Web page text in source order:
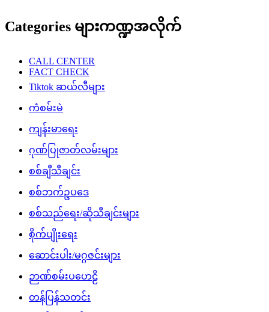
Categories များကဏ္ဍအလိုက်
CALL CENTER
FACT CHECK
Tiktok ဆယ်လီများ
ကံစမ်းမဲ
ကျန်းမာရေး
ဂုဏ်ပြုဇာတ်လမ်းများ
စစ်ချီသီချင်း
စစ်ဘက်ဥပဒေ
စစ်သည်ရေး/ဆိုသီချင်းများ
စိုက်ပျိုးရေး
ဆောင်းပါး/မဂ္ဂဇင်းများ
ဉာဏ်စမ်းပဟေဠိ
တန်ပြန်သတင်း